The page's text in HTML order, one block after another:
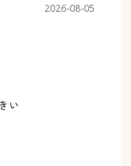
2026-08-05
い